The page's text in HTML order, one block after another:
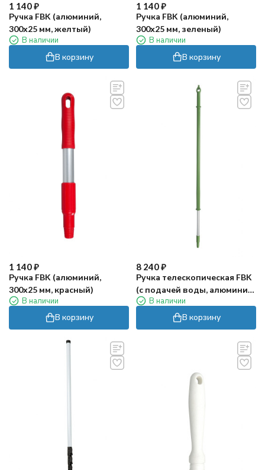
1 140₽
Ручка FBK (алюминий,
300х25 мм, желтый)
В наличии
В корзину
1 140₽
Ручка FBK (алюминий,
300х25 мм, зеленый)
В наличии
В корзину
1 140₽
Ручка FBK (алюминий,
300х25 мм, красный)
В наличии
В корзину
8 240₽
Ручка телескопическая FBK
(с подачей воды, алюминий,
1750/2800х32 мм, зеленый)
В наличии
В корзину